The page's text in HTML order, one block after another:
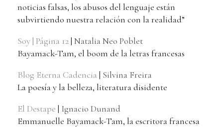
noticias falsas, los abusos del lenguaje están
subvirtiendo nuestra relación con la realidad”
Soy | Página 12| Natalia Neo Poblet
Bayamack-Tam, el boom de la letras francesas
Blog Eterna Cadencia | Silvina Freira
La poesía y la belleza, literatura disidente
El Destape | Ignacio Dunand
Emmanuelle Bayamack-Tam, la escritora francesa